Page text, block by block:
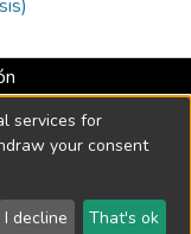
hasta 2026 -
2018
2026 LYRASIS
services for
your consent
I decline That's ok